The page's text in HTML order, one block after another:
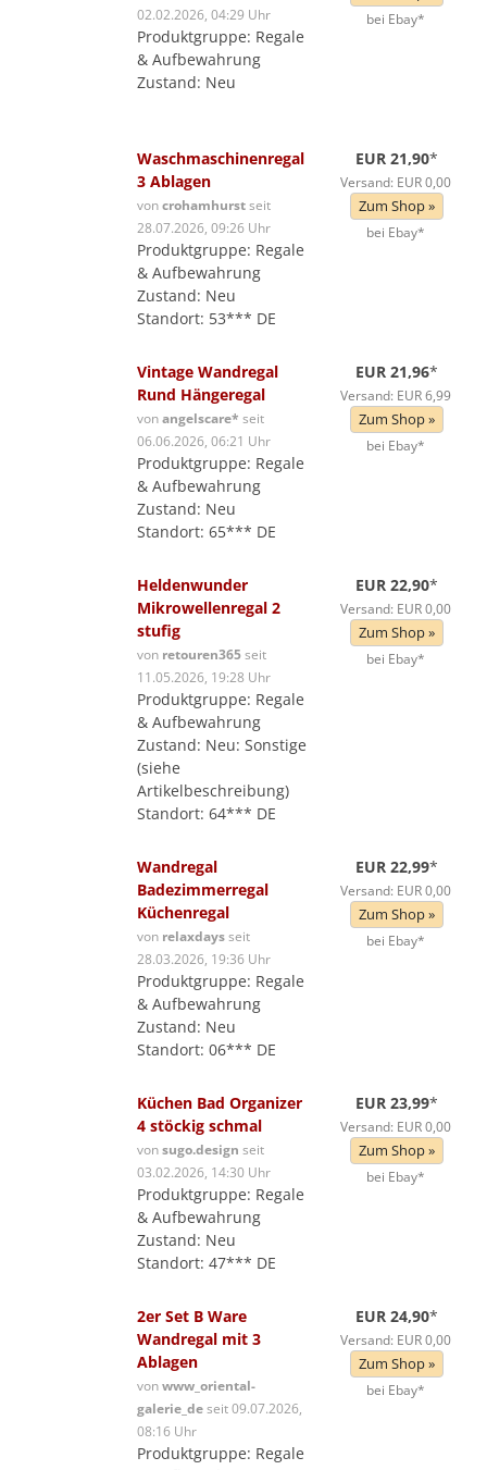
02.02.2026, 04:29 Uhr
Produktgruppe: Regale
& Aufbewahrung
Zustand: Neu
bei Ebay*
Waschmaschinenregal
3 Ablagen
voncrohamhurstseit
28.07.2026, 09:26 Uhr
Produktgruppe: Regale
& Aufbewahrung
Zustand: Neu
Standort: 53*** DE
EUR 21,90*
Versand: EUR 0,00
Zum Shop »
bei Ebay*
Vintage Wandregal
Rund Hängeregal
vonangelscare* seit
06.06.2026, 06:21 Uhr
Produktgruppe: Regale
& Aufbewahrung
Zustand: Neu
Standort: 65*** DE
EUR 21,96*
Versand: EUR 6,99
Zum Shop »
bei Ebay*
Heldenwunder
Mikrowellenregal 2
stufig
von retouren365seit
11.05.2026, 19:28 Uhr
Produktgruppe: Regale
& Aufbewahrung
Zustand: Neu: Sonstige
(siehe
Artikelbeschreibung)
Standort: 64*** DE
EUR 22,90*
Versand: EUR 0,00
Zum Shop »
bei Ebay*
Wandregal
Badezimmerregal
Küchenregal
von relaxdaysseit
28.03.2026, 19:36 Uhr
Produktgruppe: Regale
& Aufbewahrung
Zustand: Neu
Standort: 06*** DE
EUR 22,99*
Versand: EUR 0,00
Zum Shop »
bei Ebay*
Küchen Bad Organizer
4 stöckig schmal
vonsugo.design seit
03.02.2026, 14:30 Uhr
Produktgruppe: Regale
& Aufbewahrung
Zustand: Neu
Standort: 47*** DE
EUR 23,99*
Versand: EUR 0,00
Zum Shop »
bei Ebay*
2er Set B Ware
Wandregal mit 3
Ablagen
vonwww_oriental-
galerie_deseit 09.07.2026,
08:16 Uhr
Produktgruppe: Regale
EUR 24,90*
Versand: EUR 0,00
Zum Shop »
bei Ebay*